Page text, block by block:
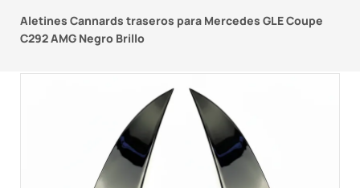
Aletines Cannards traseros para Mercedes GLE Coupe
C292 AMG Negro Brillo